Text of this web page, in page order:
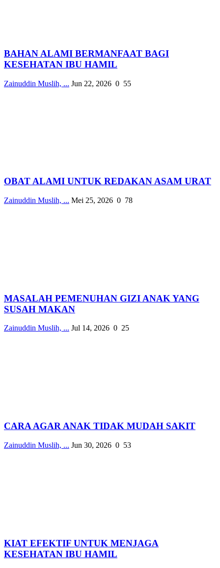
BAHAN ALAMI BERMANFAAT BAGI
KESEHATAN IBU HAMIL
Zainuddin Muslih, ... Jun 22, 2026 0 55
OBAT ALAMI UNTUK REDAKAN ASAM URAT
Zainuddin Muslih, ... Mei 25, 2026 0 78
MASALAH PEMENUHAN GIZI ANAK YANG
SUSAH MAKAN
Zainuddin Muslih, ... Jul 14, 2026 0 25
CARA AGAR ANAK TIDAK MUDAH SAKIT
Zainuddin Muslih, ... Jun 30, 2026 0 53
KIAT EFEKTIF UNTUK MENJAGA
KESEHATAN IBU HAMIL